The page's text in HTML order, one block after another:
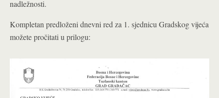
nadležnosti.
Kompletan predloženi dnevni red za 1. sjednicu Gradskog vijeća
možete pročitati u prilogu: